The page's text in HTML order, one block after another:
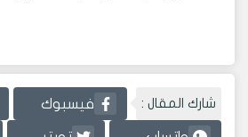
شارك المقال : فيسبوك